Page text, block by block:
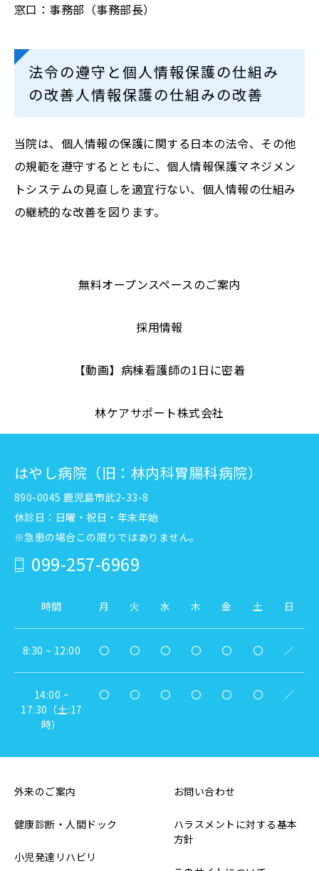
窓口：事務部（事務部長）
法令の遵守と個人情報保護の仕組み
の改善人情報保護の仕組みの改善
当院は、個人情報の保護に関する日本の法令、その他
の規範を遵守するとともに、個人情報保護マネジメン
トシステムの見直しを適宜行ない、個人情報の仕組み
の継続的な改善を図ります。
無料オープンスペースのご案内
採用情報
【動画】病棟看護師の1日に密着
林ケアサポート株式会社
はやし病院（旧：林内科胃腸科病院）
890-0045 鹿児島市武2-33-8
休診日：日曜・祝日・年末年始
※急患の場合この限りではありません。
099-257-6969
時間 月 火 水 木 金 土 日
8:30 ~ 12:00 〇 〇 〇 〇 〇 〇 ／
14:00 ~
17:30（土:17
時）
〇 〇 〇 〇 〇 〇 ／
外来のご案内
健康診断・人間ドック
小児発達リハビリ
お問い合わせ
ハラスメントに対する基本
方針